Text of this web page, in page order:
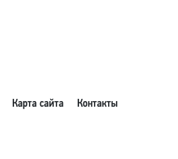
Карта сайта Контакты